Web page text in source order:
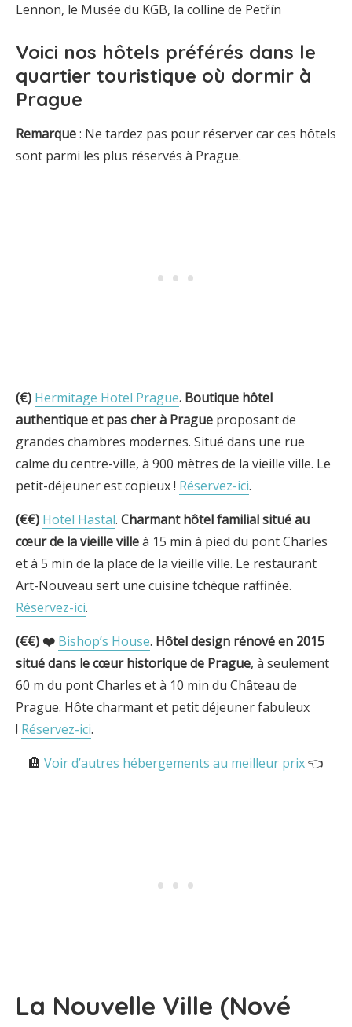
Lennon, le Musée du KGB, la colline de Petřín
Voici nos hôtels préférés dans le
quartier touristique où dormir à
Prague
Remarque: Ne tardez pas pour réserver car ces hôtels
sont parmi les plus réservés à Prague.
(€) Hermitage Hotel Prague. Boutique hôtel
authentique et pas cher à Prague proposant de
grandes chambres modernes. Situé dans une rue
calme du centre-ville, à 900 mètres de la vieille ville. Le
petit-déjeuner est copieux ! Réservez-ici.
(€€) Hotel Hastal. Charmant hôtel familialsitué au
cœur de la vieille villeà 15 min à pied du pont Charles
et à 5 min de la place de la vieille ville. Le restaurant
Art-Nouveau sert une cuisine tchèque raffinée.
Réservez-ici.
(€€) ❤️ Bishop’s House. Hôtel design rénové en 2015
situé dans le cœur historique de Prague, à seulement
60 m du pont Charles et à 10 min du Château de
Prague. Hôte charmant et petit déjeuner fabuleux
! Réservez-ici.
🏨 Voir d’autres hébergements au meilleur prix👈
La Nouvelle Ville (Nové